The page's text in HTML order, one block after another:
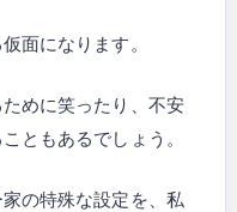
面になります。
めに笑ったり、不安
ともあるでしょう。
の特殊な設定を、私